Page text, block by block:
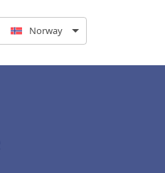
Norway